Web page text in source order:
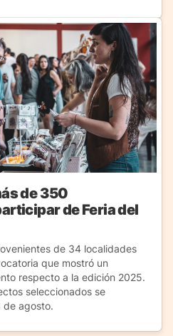
de 350
de Feria del
de 34 localidades
que mostró un
respecto a la edición 2025.
seleccionados se
de agosto.